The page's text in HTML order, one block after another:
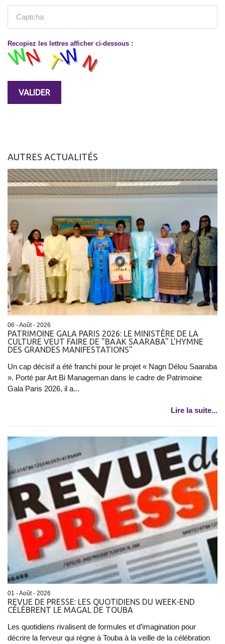
Recopiez les lettres afficher ci-dessous :
AUTRES ACTUALITÉS
06 - Août - 2026
PATRIMOINE GALA PARIS 2026: LE MINISTÈRE DE LA
CULTURE VEUT FAIRE DE "BAAK SAARABA" L’HYMNE
DES GRANDES MANIFESTATIONS"
Un cap décisif a été franchi pour le projet « Nagn Délou Saaraba
». Porté par Art Bi Manageman dans le cadre de Patrimoine
Gala Paris 2026, il a...
Lire la suite...
01 - Août - 2026
REVUE DE PRESSE: LES QUOTIDIENS DU WEEK-END
CÉLÈBRENT LE MAGAL DE TOUBA
Les quotidiens rivalisent de formules et d’imagination pour
décrire la ferveur qui règne à Touba à la veille de la célébration